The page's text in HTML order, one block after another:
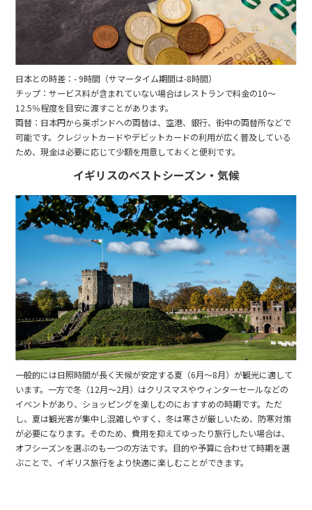
日本との時差：- 9時間（サマータイム期間は-8時間）
チップ：サービス料が含まれていない場合はレストランで料金の10～
12.5％程度を目安に渡すことがあります。
両替：日本円から英ポンドへの両替は、空港、銀行、街中の両替所などで
可能です。クレジットカードやデビットカードの利用が広く普及している
ため、現金は必要に応じて少額を用意しておくと便利です。
イギリスのベストシーズン・気候
一般的には日照時間が長く天候が安定する夏（6月～8月）が観光に適して
います。一方で冬（12月～2月）はクリスマスやウィンターセールなどの
イベントがあり、ショッピングを楽しむのにおすすめの時期です。ただ
し、夏は観光客が集中し混雑しやすく、冬は寒さが厳しいため、防寒対策
が必要になります。そのため、費用を抑えてゆったり旅行したい場合は、
オフシーズンを選ぶのも一つの方法です。目的や予算に合わせて時期を選
ぶことで、イギリス旅行をより快適に楽しむことができます。